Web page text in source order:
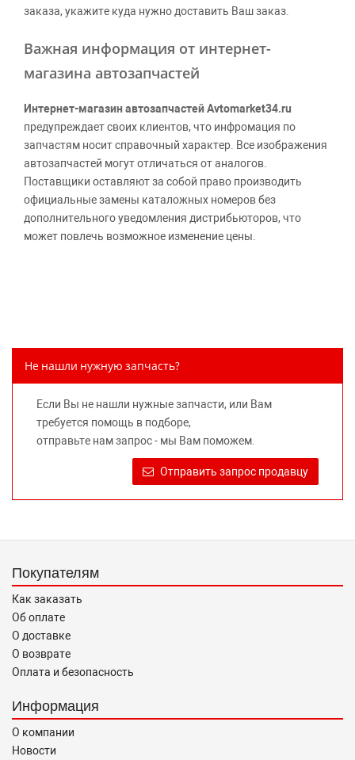
заказа, укажите куда нужно доставить Ваш заказ.
Важная информация от интернет-
магазина автозапчастей
Интернет-магазин автозапчастей Avtomarket34.ru
предупреждает своих клиентов, что инфромация по
запчастям носит справочный характер. Все изображения
автозапчастей могут отличаться от аналогов.
Поставщики оставляют за собой право производить
официальные замены каталожных номеров без
дополнительного уведомления дистрибьюторов, что
может повлечь возможное изменение цены.
предлагаемых к продаже запасных частей для
правообладателей указанных товарных знаков.
Требование предоставлять покупателю необходимую и
достоверную информацию о товаре, предлагаемом к
продаже, обеспечивающую возможность их правильного
выбора возложено на продавца (изготовителя) Законом
«О защите прав потребителей».
Не нашли нужную запчасть?
Если Вы не нашли нужные запчасти, или Вам
требуется помощь в подборе,
отправьте нам запрос - мы Вам поможем.
Отправить запрос продавцу
Покупателям
Как заказать
Об оплате
О доставке
О возврате
Оплата и безопасность
Информация
О компании
Новости